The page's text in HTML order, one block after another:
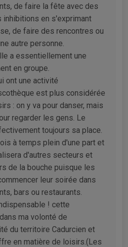
de faire la fête avec des
inhibitions en s'exprimant
de faire des rencontres ou
autre personne.
a essentiellement une
en groupe.
ont une activité
est plus considérée
: on y va pour danser, mais
regarder les gens. Le
toujours sa place.
à temps plein d'une part et
d'autres secteurs et
de la bouche puisque les
leur soirée dans
bars ou restaurants.
! cette
ma volonté de
du territoire Cadurcien et
en matière de loisirs.(Les